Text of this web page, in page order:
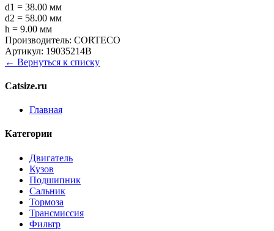
d1 = 38.00 мм
d2 = 58.00 мм
h = 9.00 мм
Производитель: CORTECO
Артикул: 19035214B
← Вернуться к списку
Catsize.ru
Главная
Категории
Двигатель
Кузов
Подшипник
Сальник
Тормоза
Трансмиссия
Фильтр